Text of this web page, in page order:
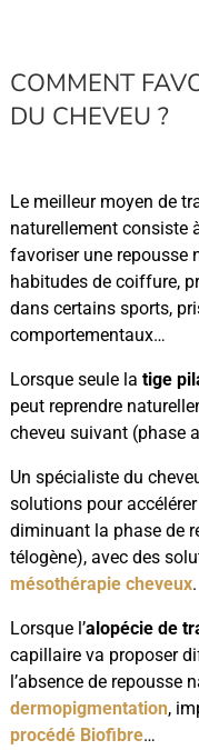
COMMENT
DU CHEVEU ?
Le meilleur moyen de
naturellement consiste
favoriser une repousse
habitudes de coiffure,
dans certains sports,
comportementaux…
Lorsque seule la tige
peut reprendre
cheveu suivant (phase
Un spécialiste du
solutions pour
diminuant la phase de
télogène), avec des
mésothérapie cheveux.
Lorsque l’alopécie de
capillaire va proposer
l’absence de repousse
dermopigmentation,
procédé Biofibre…